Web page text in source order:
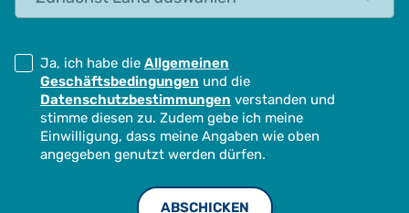
Ja, ich habe die Allgemeinen
Geschäftsbedingungen und die
Datenschutzbestimmungen verstanden und
stimme diesen zu. Zudem gebe ich meine
Einwilligung, dass meine Angaben wie oben
angegeben genutzt werden dürfen.